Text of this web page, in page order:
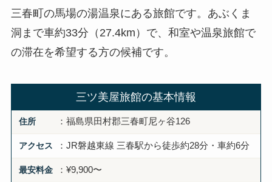
三春町の馬場の湯温泉にある旅館です。あぶくま
洞まで車約33分（27.4km）で、和室や温泉旅館で
の滞在を希望する方の候補です。
三ツ美屋旅館の基本情報
住所 ：福島県田村郡三春町尼ヶ谷126
アクセス ：JR磐越東線 三春駅から徒歩約28分・車約6分
最安料金 ：¥9,900〜